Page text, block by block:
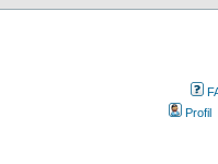
Profil